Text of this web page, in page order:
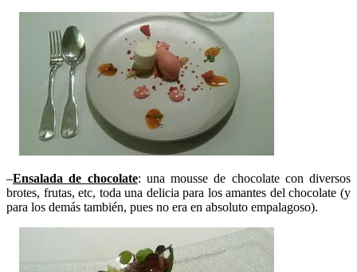
–Ensalada de chocolate: una mousse de chocolate con diversos
brotes, frutas, etc, toda una delicia para los amantes del chocolate (y
para los demás también, pues no era en absoluto empalagoso).